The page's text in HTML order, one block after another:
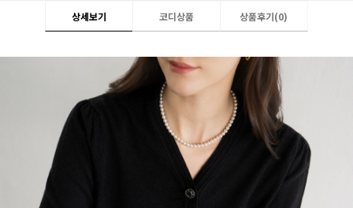
상세보기 코디상품 상품후기(0)